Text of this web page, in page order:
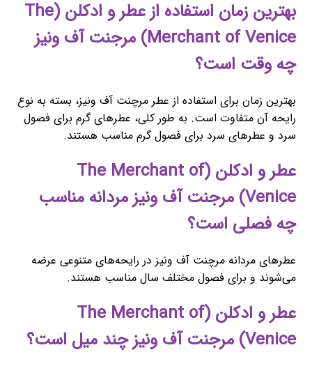
بهترین زمان استفاده از عطر و ادکلن (The
Merchant of Venice) مرجنت آف ونیز
چه وقت است؟
بهترین زمان برای استفاده از عطر مرچنت آف ونیز، بسته به نوع
رایحه آن متفاوت است. به طور کلی، عطرهای گرم برای فصول
سرد و عطرهای سرد برای فصول گرم مناسب هستند.
عطر و ادکلن (The Merchant of
Venice) مرجنت آف ونیز مردانه مناسب
چه فصلی است؟
عطرهای مردانه مرچنت آف ونیز در رایحه‌های متنوعی عرضه
می‌شوند و برای فصول مختلف سال مناسب هستند.
عطر و ادکلن (The Merchant of
Venice) مرجنت آف ونیز چند میل است؟